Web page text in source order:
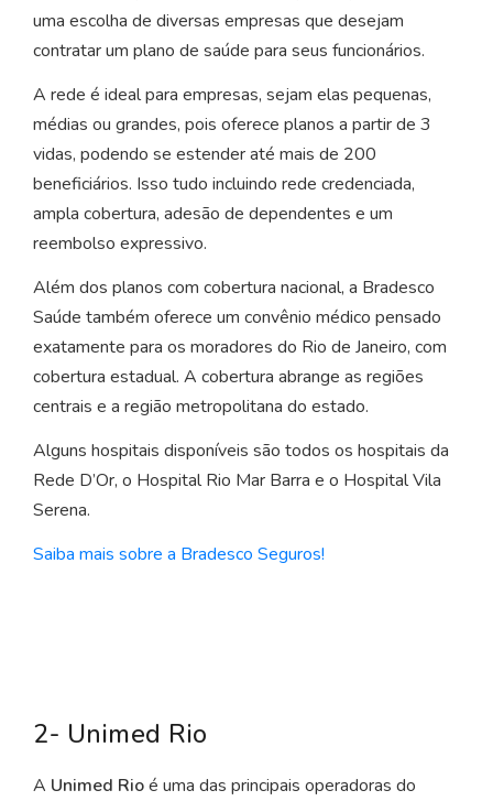
uma escolha de diversas empresas que desejam
contratar um plano de saúde para seus funcionários.
A rede é ideal para empresas, sejam elas pequenas,
médias ou grandes, pois oferece planos a partir de 3
vidas, podendo se estender até mais de 200
beneficiários. Isso tudo incluindo rede credenciada,
ampla cobertura, adesão de dependentes e um
reembolso expressivo.
Além dos planos com cobertura nacional, a Bradesco
Saúde também oferece um convênio médico pensado
exatamente para os moradores do Rio de Janeiro, com
cobertura estadual. A cobertura abrange as regiões
centrais e a região metropolitana do estado.
Alguns hospitais disponíveis são todos os hospitais da
Rede D’Or, o Hospital Rio Mar Barra e o Hospital Vila
Serena.
Saiba mais sobre a Bradesco Seguros!
2- Unimed Rio
A Unimed Rioé uma das principais operadoras do